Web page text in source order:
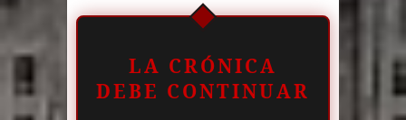
LA CRÓNICA
DEBE CONTINUAR